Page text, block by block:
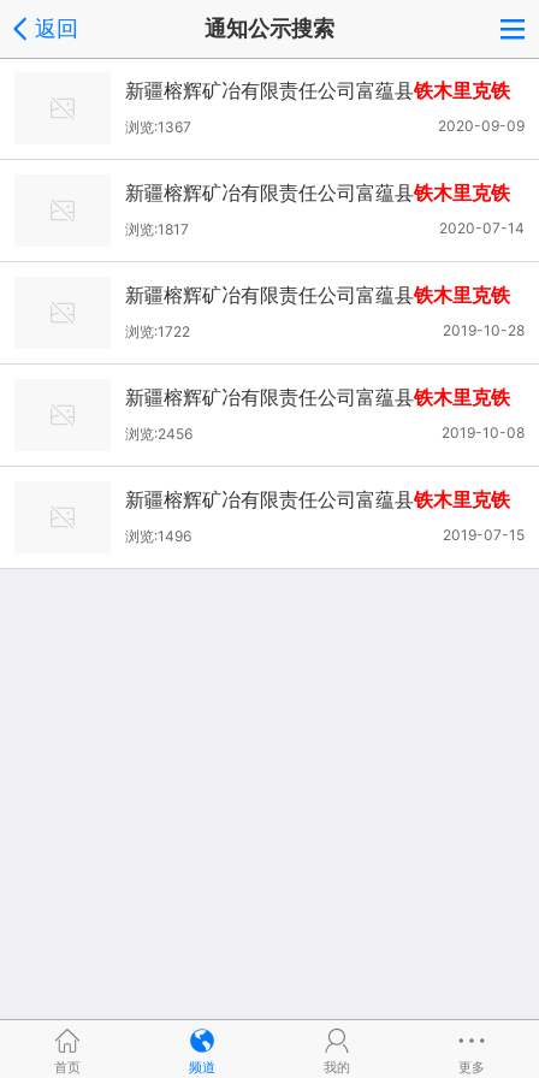
返回 通知公示搜索
新疆榕辉矿冶有限责任公司富蕴县铁木里克铁
矿采矿项目 环境影响评价公众参与拟报批公示
2020-09-09
浏览:1367
新疆榕辉矿冶有限责任公司富蕴县铁木里克铁
矿采矿项目环境影响评价公众参与第二次公示
2020-07-14
浏览:1817
新疆榕辉矿冶有限责任公司富蕴县铁木里克铁
矿采矿项目 环境影响评价公众参与拟报批公示
2019-10-28
浏览:1722
新疆榕辉矿冶有限责任公司富蕴县铁木里克铁
矿采矿项目环境影响评价公众参与第二次公示
2019-10-08
浏览:2456
新疆榕辉矿冶有限责任公司富蕴县铁木里克铁
矿采矿项目环境影响评价公众参与第一次公示
2019-07-15
浏览:1496
首页 频道 我的 更多